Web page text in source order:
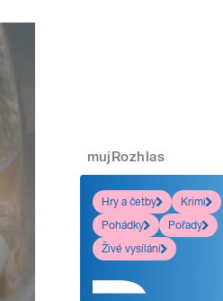
mujRozhlas
Hry a četby
Krimi
Pohádky
Pořady
Živé vysílání